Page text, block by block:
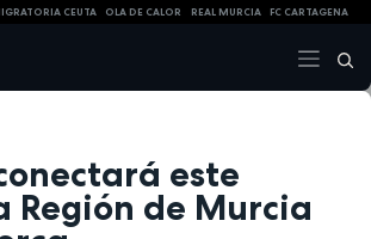
CEUTA OLA DE CALOR REAL MURCIA FC CARTAGENA
este
Región de Murcia